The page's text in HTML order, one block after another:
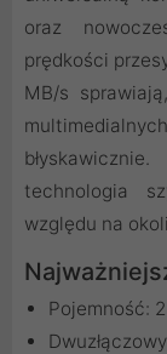
oraz
prędkości
MB/s
technologia
względu na
Pojemność: